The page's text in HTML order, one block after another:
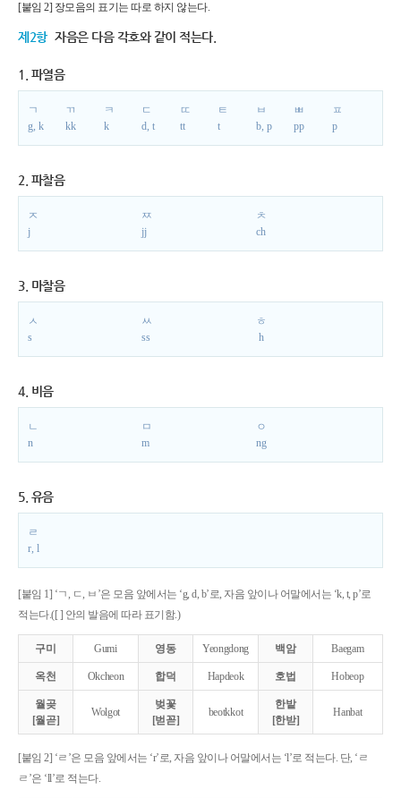
[붙임 2] 장모음의 표기는 따로 하지 않는다.
제2항 자음은 다음 각호와 같이 적는다.
1. 파열음
ㄱ
g, k
ㄲ
kk
ㅋ
k
ㄷ
d, t
ㄸ
tt
ㅌ
t
ㅂ
b, p
ㅃ
pp
ㅍ
p
2. 파찰음
ㅈ
j
ㅉ
jj
ㅊ
ch
3. 마찰음
ㅅ
s
ㅆ
ss
ㅎ
h
4. 비음
ㄴ
n
ㅁ
m
ㅇ
ng
5. 유음
ㄹ
r, l
[붙임 1] ‘ㄱ, ㄷ, ㅂ’은 모음 앞에서는 ‘g, d, b’로, 자음 앞이나 어말에서는 ‘k, t, p’로
적는다.([ ] 안의 발음에 따라 표기함.)
구미 Gumi 영동 Yeongdong 백암 Baegam
옥천 Okcheon 합덕 Hapdeok 호법 Hobeop
월곶
[월곧]
Wolgot
벚꽃
[벋꼳]
beotkkot
한밭
[한받]
Hanbat
[붙임 2] ‘ㄹ’은 모음 앞에서는 ‘r’로, 자음 앞이나 어말에서는 ‘l’로 적는다. 단, ‘ㄹ
ㄹ’은 ‘ll’로 적는다.